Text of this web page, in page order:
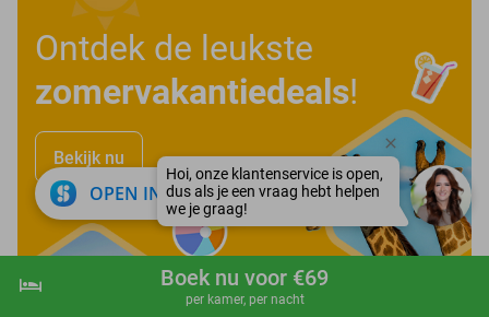
shopping_cart Boek nu
hotel Boek nu voor €69
per kamer, per nacht
Ontdek de leukste
zomervakantiedeals!
Bekijk nu
OPEN IN APP close